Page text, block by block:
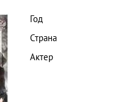
Год
Страна
Актер